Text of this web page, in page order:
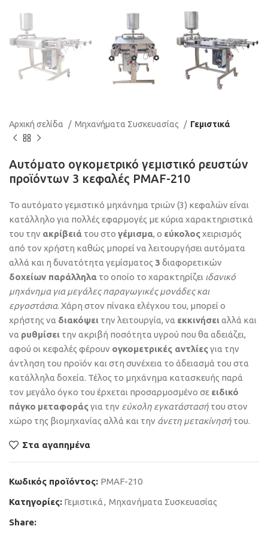
Αρχική σελίδα Μηχανήματα Συσκευασίας Γεμιστικά
Αυτόματο ογκομετρικό γεμιστικό ρευστών
προϊόντων 3 κεφαλές PMAF-210
To αυτόματο γεμιστικό μηχάνημα τριών (3) κεφαλών είναι
κατάλληλο για πολλές εφαρμογές με κύρια χαρακτηριστικά
του την ακρίβειά του στο γέμισμα, ο εύκολοςχειρισμός
από τον χρήστη καθώς μπορεί να λειτουργήσει αυτόματα
αλλά και η δυνατότητα γεμίσματος 3 διαφορετικών
δοχείων παράλληλα το οποίο το χαρακτηρίζει ιδανικό
μηχάνημα για μεγάλες παραγωγικές μονάδες και
εργοστάσια. Χάρη στον πίνακα ελέγχου του, μπορεί ο
χρήστης να διακόψει την λειτουργία, να εκκινήσειαλλά και
να ρυθμίσει την ακριβή ποσότητα υγρού που θα αδειάζει,
αφού οι κεφαλές φέρουν ογκομετρικές αντλίεςγια την
άντληση του προϊόν και στη συνέχεια το άδειασμά του στα
κατάλληλα δοχεία. Τέλος το μηχάνημα κατασκευής παρά
τον μεγάλο όγκο του έρχεται προσαρμοσμένο σε ειδικό
πάγκο μεταφοράςγια την εύκολη εγκατάστασή του στον
χώρο της βιομηχανίας αλλά και την άνετη μετακίνησή του.
Στα αγαπημένα
Κωδικός προϊόντος: PMAF-210
Κατηγορίες: Γεμιστικά, Μηχανήματα Συσκευασίας
Share: